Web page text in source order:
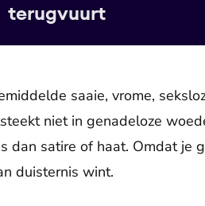
terugvuurt
saaie, vrome,
niet in genadeloze
dan satire of haat. Omdat je
duisternis wint.